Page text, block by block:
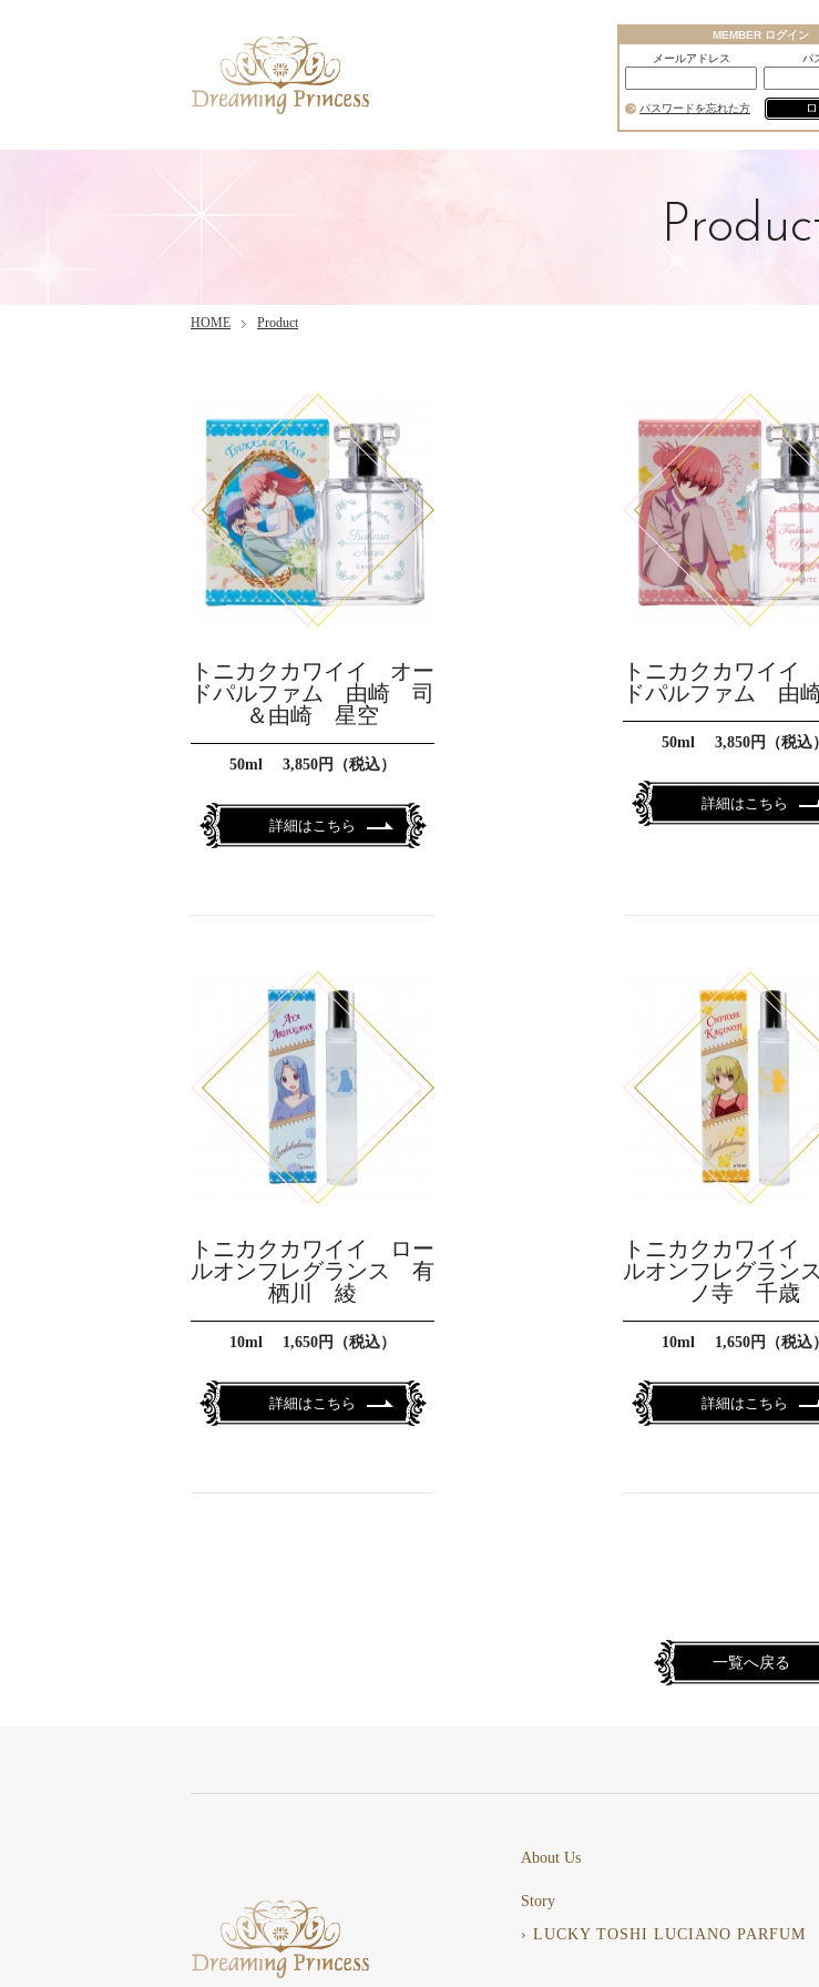
MEMBER ログイン
メールアドレス
パ
パスワードを忘れた方
HOME Product
トニカクカワイイ オー
ドパルファム 由崎 司
＆由崎 星空
50ml 3,850円（税込）
詳細はこちら
トニカクカワイイ
ドパルファム 由
50ml 3,850円（税込）
詳細はこちら
トニカクカワイイ ロー
ルオンフレグランス 有
栖川 綾
10ml 1,650円（税込）
詳細はこちら
トニカクカワイイ
ルオンフレグラン
ノ寺 千歳
10ml 1,650円（税込）
詳細はこちら
一覧へ戻る
About Us
Story
› LUCKY TOSHI LUCIANO PARFUM